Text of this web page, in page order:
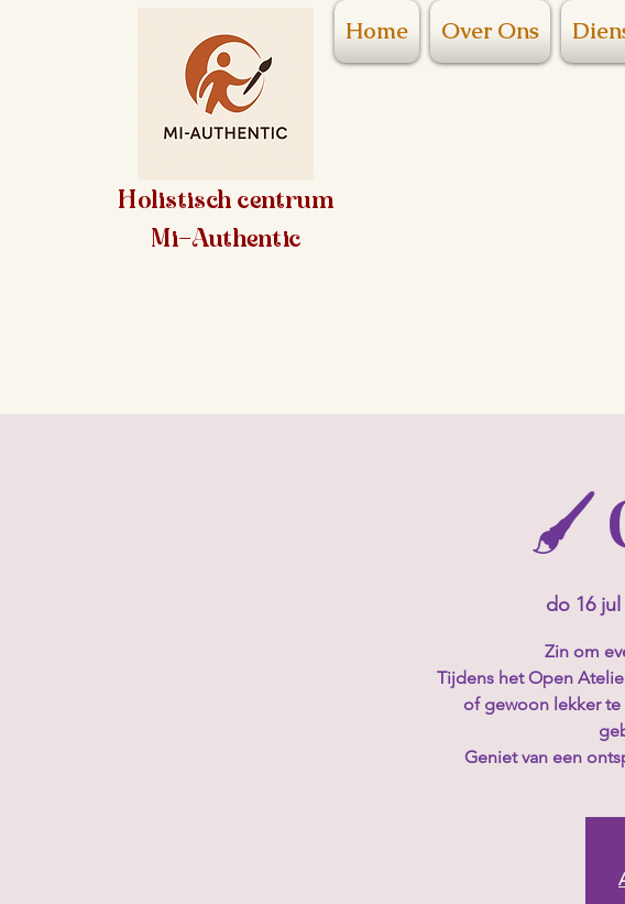
Holistisch centrum
Mi-Authentic
Home Over Ons
🖌️
do 16 jul
Zin om
Tijdens het Open
of gewoon lekker
Geniet van een